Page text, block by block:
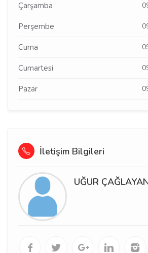
Çarşamba
Perşembe
Cuma
Cumartesi
Pazar
İletişim Bilgileri
UĞUR